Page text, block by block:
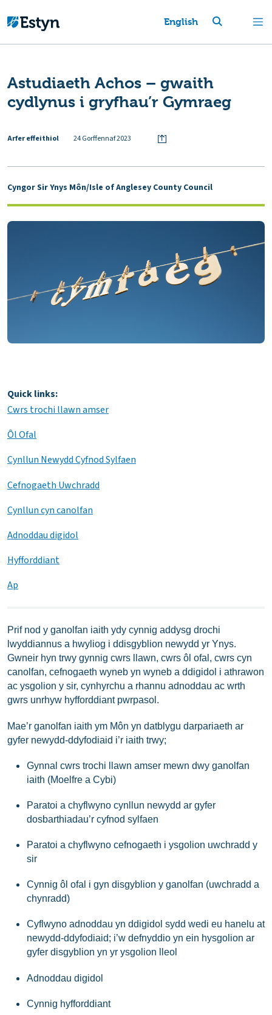
English
Astudiaeth Achos – gwaith
cydlynus i gryfhau’r Gymraeg
Arfer effeithiol 24 Gorffennaf 2023
Cyngor Sir Ynys Môn/Isle of Anglesey County Council
Quick links:
Cwrs trochi llawn amser
Ôl Ofal
Cynllun Newydd Cyfnod Sylfaen
Cefnogaeth Uwchradd
Cynllun cyn canolfan
Adnoddau digidol
Hyfforddiant
Ap
Prif nod y ganolfan iaith ydy cynnig addysg drochi
lwyddiannus a hwyliog i ddisgyblion newydd yr Ynys.
Gwneir hyn trwy gynnig cwrs llawn, cwrs ôl ofal, cwrs cyn
canolfan, cefnogaeth wyneb yn wyneb a ddigidol i athrawon
ac ysgolion y sir, cynhyrchu a rhannu adnoddau ac wrth
gwrs unrhyw hyfforddiant pwrpasol.
Mae’r ganolfan iaith ym Môn yn datblygu darpariaeth ar
gyfer newydd-ddyfodiaid i’r iaith trwy;
Gynnal cwrs trochi llawn amser mewn dwy ganolfan
iaith (Moelfre a Cybi)
Paratoi a chyflwyno cynllun newydd ar gyfer
dosbarthiadau’r cyfnod sylfaen
Paratoi a chyflwyno cefnogaeth i ysgolion uwchradd y
sir
Cynnig ôl ofal i gyn disgyblion y ganolfan (uwchradd a
chynradd)
Cyflwyno adnoddau yn ddigidol sydd wedi eu hanelu at
newydd-ddyfodiaid; i’w defnyddio yn ein hysgolion ar
gyfer disgyblion yn yr ysgolion lleol
Adnoddau digidol
Cynnig hyfforddiant